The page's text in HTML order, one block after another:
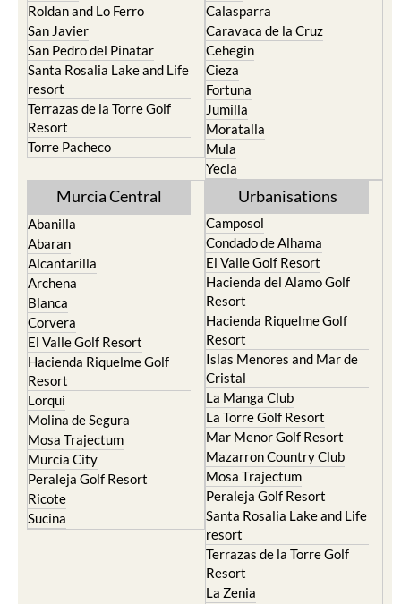
Roldan and Lo Ferro
San Javier
San Pedro del Pinatar
Santa Rosalia Lake and Life
resort
Terrazas de la Torre Golf
Resort
Torre Pacheco
Calasparra
Caravaca de la Cruz
Cehegin
Cieza
Fortuna
Jumilla
Moratalla
Mula
Yecla
Murcia Central
Abanilla
Abaran
Alcantarilla
Archena
Blanca
Corvera
El Valle Golf Resort
Hacienda Riquelme Golf
Resort
Lorqui
Molina de Segura
Mosa Trajectum
Murcia City
Peraleja Golf Resort
Ricote
Sucina
Urbanisations
Camposol
Condado de Alhama
El Valle Golf Resort
Hacienda del Alamo Golf
Resort
Hacienda Riquelme Golf
Resort
Islas Menores and Mar de
Cristal
La Manga Club
La Torre Golf Resort
Mar Menor Golf Resort
Mazarron Country Club
Mosa Trajectum
Peraleja Golf Resort
Santa Rosalia Lake and Life
resort
Terrazas de la Torre Golf
Resort
La Zenia